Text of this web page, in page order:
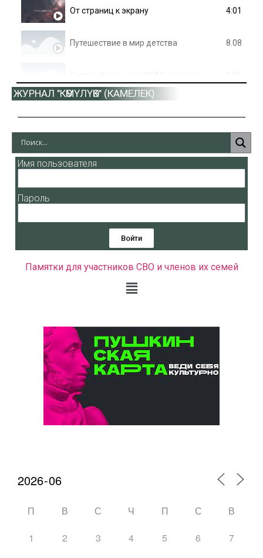
От страниц к экрану 4:01
Путешествие в мир детства 8.08
ЖУРНАЛ "КӨМҮЛҮӨК" (КАМЕЛЕК)
Имя пользователя
Пароль
Войти
Памятки для участников СВО и членов их семей
П В С Ч П С В
1 2 3 4 5 6 7